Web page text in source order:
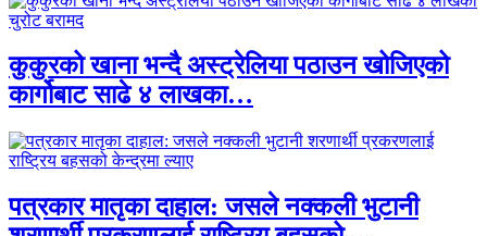
कुकुरको खाना भन्दै अस्ट्रेलिया पठाउन खोजिएको
कार्गोबाट साढे ४ लाखका…
पत्रकार मातृका दाहाल: जसले नक्कली भुटानी